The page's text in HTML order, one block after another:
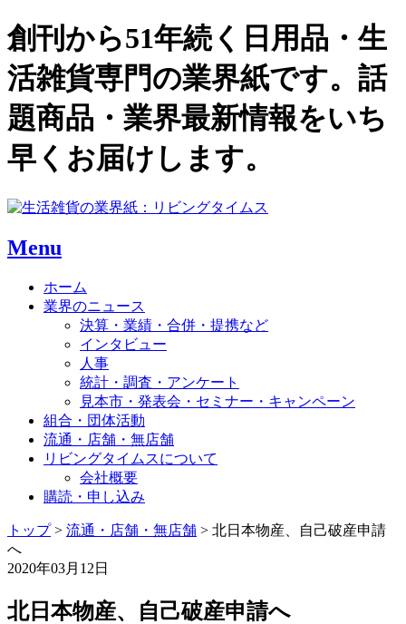
創刊から51年続く日用品・生
活雑貨専門の業界紙です。話
題商品・業界最新情報をいち
早くお届けします。
Menu
ホーム
業界のニュース
決算・業績・合併・提携など
インタビュー
人事
統計・調査・アンケート
見本市・発表会・セミナー・キャンペーン
組合・団体活動
流通・店舗・無店舗
リビングタイムスについて
会社概要
購読・申し込み
トップ> 流通・店舗・無店舗 > 北日本物産、自己破産申請
へ
2020年03月12日
北日本物産、自己破産申請へ